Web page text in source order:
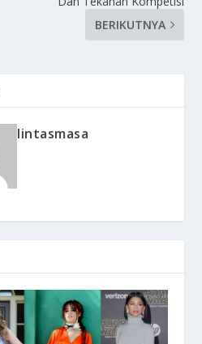
BERIKUTNYA
lintasmasa